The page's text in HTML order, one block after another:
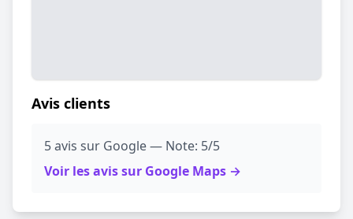
Avis clients
5 avis sur Google — Note: 5/5
Voir les avis sur Google Maps →